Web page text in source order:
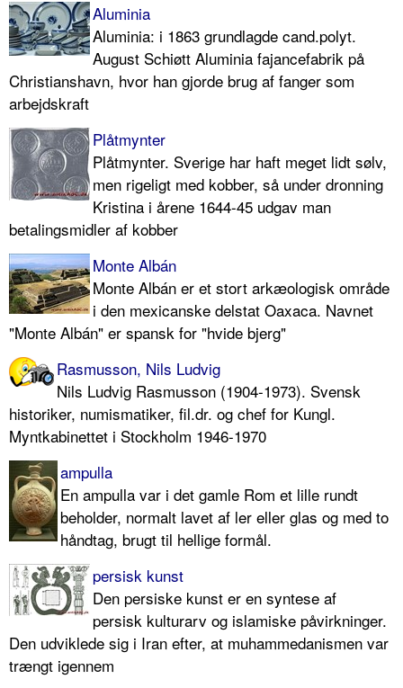
Aluminia
Aluminia: i 1863 grundlagde cand.polyt.
August Schiøtt Aluminia fajancefabrik på
Christianshavn, hvor han gjorde brug af fanger som
arbejdskraft
Plåtmynter
Plåtmynter. Sverige har haft meget lidt sølv,
men rigeligt med kobber, så under dronning
Kristina i årene 1644-45 udgav man
betalingsmidler af kobber
Monte Albán
Monte Albán er et stort arkæologisk område
i den mexicanske delstat Oaxaca. Navnet
"Monte Albán" er spansk for "hvide bjerg"
Rasmusson, Nils Ludvig
Nils Ludvig Rasmusson (1904-1973). Svensk
historiker, numismatiker, fil.dr. og chef for Kungl.
Myntkabinettet i Stockholm 1946-1970
ampulla
En ampulla var i det gamle Rom et lille rundt
beholder, normalt lavet af ler eller glas og med to
håndtag, brugt til hellige formål.
persisk kunst
Den persiske kunst er en syntese af
persisk kulturarv og islamiske påvirkninger.
Den udviklede sig i Iran efter, at muhammedanismen var
trængt igennem